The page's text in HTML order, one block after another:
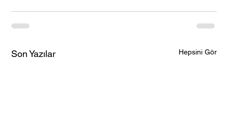
Son Yazılar Hepsini Gör